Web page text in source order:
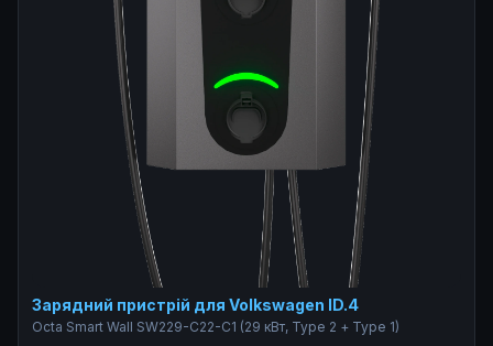
Зарядний пристрій для Volkswagen ID.4
Octa Smart Wall SW229-С22-C1 (29 кВт, Type 2 + Type 1)